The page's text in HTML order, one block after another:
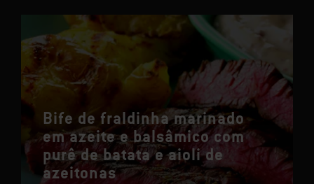
Bife de fraldinha marinado
em azeite e balsâmico com
purê de batata e aioli de
azeitonas